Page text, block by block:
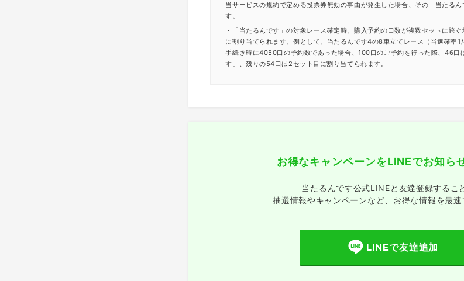
当サービスの規約で定める投票券無効の事由が発生した場合、その「当たる
す。
・「当たるんです」の対象レース確定時、購入予約の口数が複数セットに跨
に割り当てられます。例として、当たるんです4の8車立てレース（当選確率
手続き時に4050口の予約数であった場合、100口のご予約を行った際、46口
す」、残りの54口は2セット目に割り当てられます。
お得なキャンペーンをLINEでお知ら
当たるんです公式LINEと友達登録するこ
抽選情報やキャンペーンなど、 お得な情報を最速
LINEで友達追加